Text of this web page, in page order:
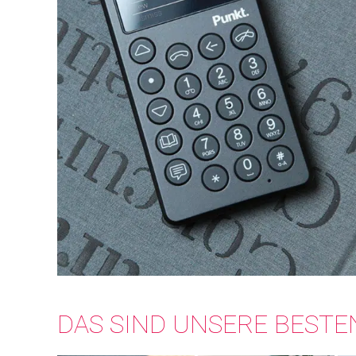
DAS SIND UNSERE